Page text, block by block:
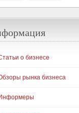
о бизнесе
рынка бизнеса